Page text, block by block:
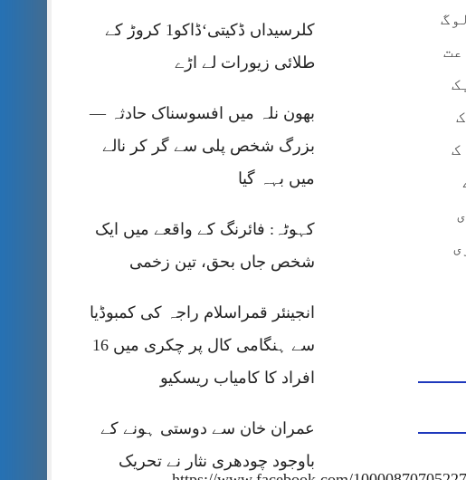
کلرسیداں ڈکیتی‘ڈاکو1 کروڑ کے
طلائی زیورات لے اڑے
بھون نلہ میں افسوسناک حادثہ —
بزرگ شخص پلی سے گر کر نالے
میں بہہ گیا
کہوٹہ: فائرنگ کے واقعے میں ایک
شخص جاں بحق، تین زخمی
انجینئر قمراسلام راجہ کی کمبوڈیا
سے ہنگامی کال پر چکری میں 16
افراد کا کامیاب ریسکیو
عمران خان سے دوستی ہونے کے
باوجود چودھری نثار نے تحریک